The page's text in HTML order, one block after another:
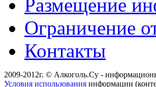
Размещение
Ограничение
Контакты
2009-2012г. © Алкоголь.Су -
Условия использования информации